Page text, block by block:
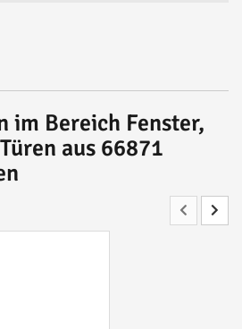
im Bereich Fenster,
aus 66871